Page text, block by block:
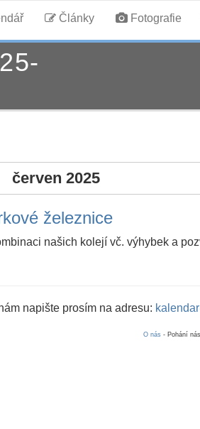
Články Fotografie
červen 2025
železnice
našich kolejí vč. výhybek a
napište prosím na adresu:
O nás - Pohání nás